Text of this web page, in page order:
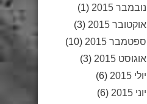
נובמבר 2015
(1)
אוקטובר 2015
(3)
ספטמבר 2015
(10)
אוגוסט 2015
(3)
יולי 2015
(6)
יוני 2015
(6)